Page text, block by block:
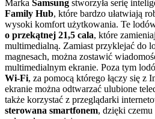
Marka Samsung stworzyła serię
Family Hub, które bardzo ułatwiają
wysoki komfort użytkowania. Te
o przekątnej 21,5 cala, które
multimedialną. Zamiast przyklejać do
magnesach, można zostawić
multimedialnym ekranie. Poza tym
Wi-Fi, za pomocą którego łączy się z
ekranie można odtwarzać ulubione
także korzystać z przeglądarki
sterowana smartfonem, dzięki czemu